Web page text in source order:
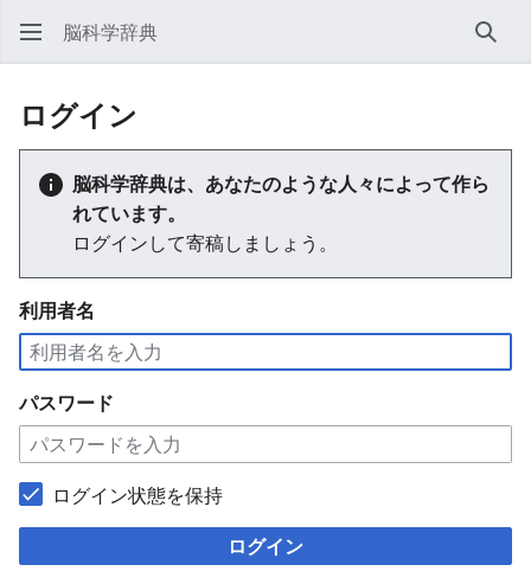
脳科学辞典 検索
ログイン
脳科学辞典は、あなたのような人々によって作ら
れています。
ログインして寄稿しましょう。
利用者名
パスワード
ログイン状態を保持
ログイン